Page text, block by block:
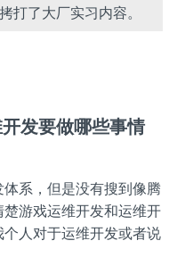
打了大厂实习内容。
发要做哪些事情
系，但是没有搜到像腾
游戏运维开发和运维开
人对于运维开发或者说